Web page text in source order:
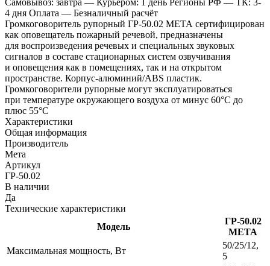
4 дня Оплата — Безналичный расчёт
Громкоговоритель рупорный ГР‑50.02 МЕТА сертифицирован
как оповещатель пожарный речевой, предназначены
для воспроизведения речевых и специальных звуковых
сигналов в составе стационарных систем озвучивания
и оповещения как в помещениях, так и на открытом
пространстве. Корпус‑алюминий/ABS пластик.
Громкоговорители рупорные могут эксплуатироваться
при температуре окружающего воздуха от минус 60°С до
плюс 55°С
Характеристики
Общая информация
Производитель
Мета
Артикул
ГР-50.02
В наличии
Да
Технические характеристики
Модель
ГР‑50.02
МЕТА
Максимальная мощность, Вт
50/25/12,
5